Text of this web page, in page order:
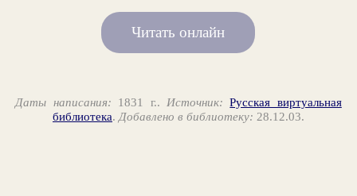
Читать онлайн
Даты написания: 1831 г.. Источник: Русская виртуальная
библиотека. Добавлено в библиотеку: 28.12.03.